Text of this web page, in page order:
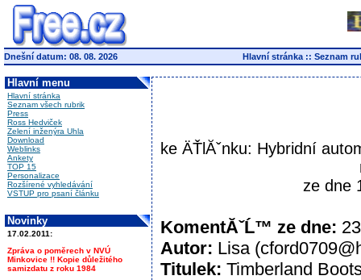
Dnešní datum: 08. 08. 2026 Hlavní stránka :: Seznam
Hlavní menu
Hlavní stránka
Seznam všech rubrik
Press
Ross Hedviček
Zelení inženýra Uhla
Download
Weblinks
Ankety
TOP 15
Personalizace
Rozšírené vyhledávání
VSTUP pro psaní článku
Novinky
17.02.2011:
Zpráva o poměrech v NVÚ
Minkovice !! Kopie důležitého
samizdatu z roku 1984
ke ÄŤlĂˇnku: Hybridní
ze dne
KomentĂˇĹ™ ze dne:
Autor: Lisa
Titulek: Timberland